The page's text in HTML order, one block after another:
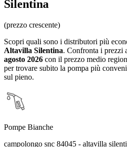
Silentina
(prezzo crescente)
Scopri quali sono i distributori più
Altavilla Silentina. Confronta i prezzi
agosto 2026 con il prezzo medio
per trovare subito la pompa più
sul pieno.
Pompe Bianche
campolongo snc 84045 - altavilla